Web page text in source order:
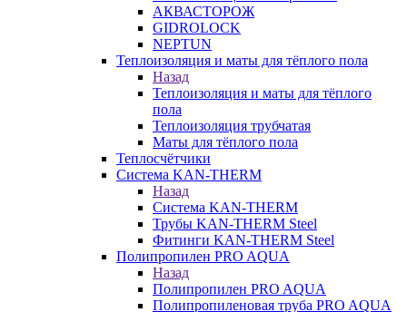
АКВАСТОРОЖ
GIDROLOCK
NEPTUN
Теплоизоляция и маты для тёплого пола
Назад
Теплоизоляция и маты для тёплого
пола
Теплоизоляция трубчатая
Маты для тёплого пола
Теплосчётчики
Система KAN-THERM
Назад
Система KAN-THERM
Трубы KAN-THERM Steel
Фитинги KAN-THERM Steel
Полипропилен PRO AQUA
Назад
Полипропилен PRO AQUA
Полипропиленовая труба PRO AQUA